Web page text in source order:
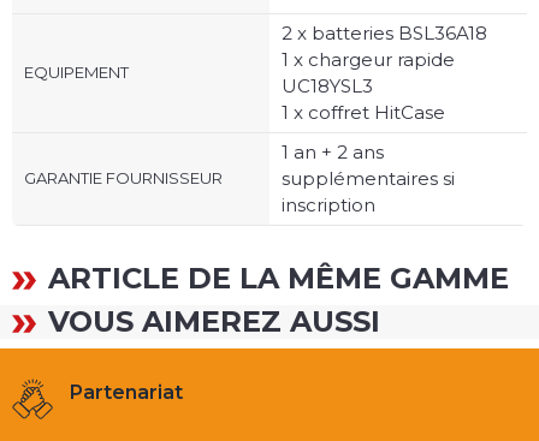
EQUIPEMENT
2 x batteries BSL36A18
1 x chargeur rapide
UC18YSL3
1 x coffret HitCase
GARANTIE FOURNISSEUR
1 an + 2 ans
supplémentaires si
inscription
ARTICLE DE LA MÊME GAMME
VOUS AIMEREZ AUSSI
Partenariat